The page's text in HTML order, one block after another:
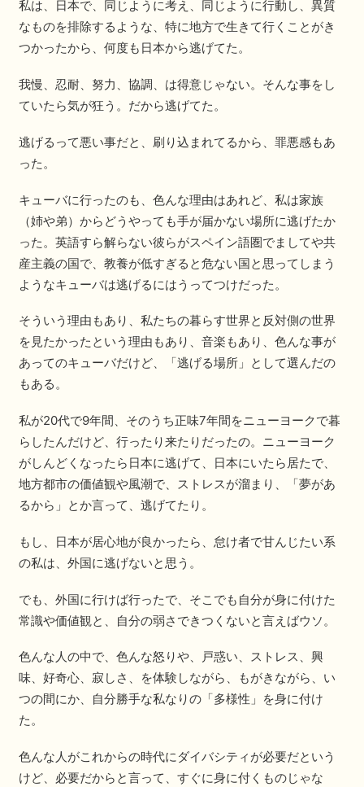
私は、日本で、同じように考え、同じように行動し、異質
なものを排除するような、特に地方で生きて行くことがき
つかったから、何度も日本から逃げてた。
我慢、忍耐、努力、協調、は得意じゃない。そんな事をし
ていたら気が狂う。だから逃げてた。
逃げるって悪い事だと、刷り込まれてるから、罪悪感もあ
った。
キューバに行ったのも、色んな理由はあれど、私は家族
（姉や弟）からどうやっても手が届かない場所に逃げたか
った。英語すら解らない彼らがスペイン語圏でましてや共
産主義の国で、教養が低すぎると危ない国と思ってしまう
ようなキューバは逃げるにはうってつけだった。
そういう理由もあり、私たちの暮らす世界と反対側の世界
を見たかったという理由もあり、音楽もあり、色んな事が
あってのキューバだけど、「逃げる場所」として選んだの
もある。
私が20代で9年間、そのうち正味7年間をニューヨークで暮
らしたんだけど、行ったり来たりだったの。ニューヨーク
がしんどくなったら日本に逃げて、日本にいたら居たで、
地方都市の価値観や風潮で、ストレスが溜まり、「夢があ
るから」とか言って、逃げてたり。
もし、日本が居心地が良かったら、怠け者で甘んじたい系
の私は、外国に逃げないと思う。
でも、外国に行けば行ったで、そこでも自分が身に付けた
常識や価値観と、自分の弱さできつくないと言えばウソ。
色んな人の中で、色んな怒りや、戸惑い、ストレス、興
味、好奇心、寂しさ、を体験しながら、もがきながら、い
つの間にか、自分勝手な私なりの「多様性」を身に付け
た。
色んな人がこれからの時代にダイバシティが必要だという
けど、必要だからと言って、すぐに身に付くものじゃな